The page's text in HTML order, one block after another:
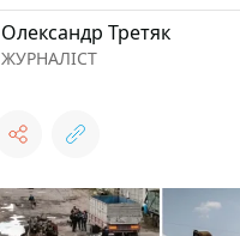
Олександр Третяк
ЖУРНАЛІСТ